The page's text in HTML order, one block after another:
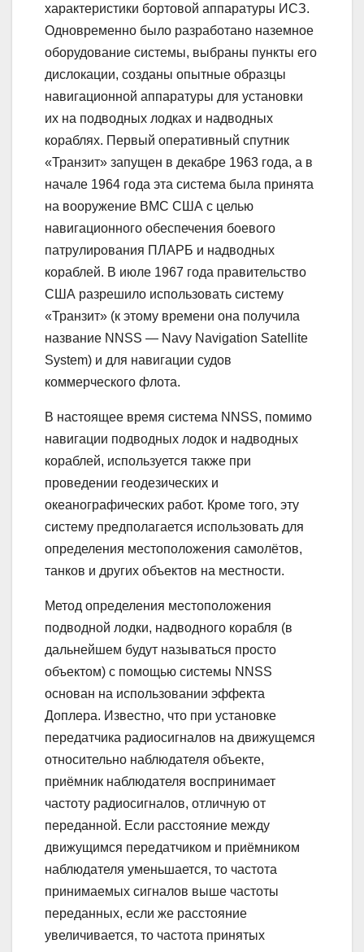
характеристики бортовой аппаратуры ИСЗ.
Одновременно было разработано наземное
оборудование системы, выбраны пункты его
дислокации, созданы опытные образцы
навигационной аппаратуры для установки
их на подводных лодках и надводных
кораблях. Первый оперативный спутник
«Транзит» запущен в декабре 1963 года, а в
начале 1964 года эта система была принята
на вооружение ВМС США с целью
навигационного обеспечения боевого
патрулирования ПЛАРБ и надводных
кораблей. В июле 1967 года правительство
США разрешило использовать систему
«Транзит» (к этому времени она получила
название NNSS — Navy Navigation Satellite
System) и для навигации судов
коммерческого флота.
В настоящее время система NNSS, помимо
навигации подводных лодок и надводных
кораблей, используется также при
проведении геодезических и
океанографических работ. Кроме того, эту
систему предполагается использовать для
определения местоположения самолётов,
танков и других объектов на местности.
Метод определения местоположения
подводной лодки, надводного корабля (в
дальнейшем будут называться просто
объектом) с помощью системы NNSS
основан на использовании эффекта
Доплера. Известно, что при установке
передатчика радиосигналов на движущемся
относительно наблюдателя объекте,
приёмник наблюдателя воспринимает
частоту радиосигналов, отличную от
переданной. Если расстояние между
движущимся передатчиком и приёмником
наблюдателя уменьшается, то частота
принимаемых сигналов выше частоты
переданных, если же расстояние
увеличивается, то частота принятых